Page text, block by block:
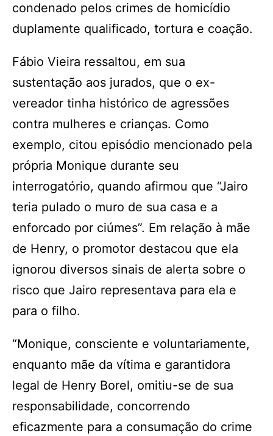
condenado pelos crimes de homicídio
duplamente qualificado, tortura e coação.
Fábio Vieira ressaltou, em sua
sustentação aos jurados, que o ex-
vereador tinha histórico de agressões
contra mulheres e crianças. Como
exemplo, citou episódio mencionado pela
própria Monique durante seu
interrogatório, quando afirmou que “Jairo
teria pulado o muro de sua casa e a
enforcado por ciúmes”. Em relação à mãe
de Henry, o promotor destacou que ela
ignorou diversos sinais de alerta sobre o
risco que Jairo representava para ela e
para o filho.
“Monique, consciente e voluntariamente,
enquanto mãe da vítima e garantidora
legal de Henry Borel, omitiu-se de sua
responsabilidade, concorrendo
eficazmente para a consumação do crime